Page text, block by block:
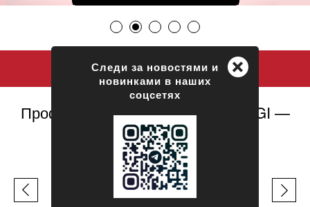
Профессиональная косметика GIGI —
официальный сайт
ЛЕГЕНДЫ GIGI
+
Следи за новостями и
новинками в наших
соцсетях